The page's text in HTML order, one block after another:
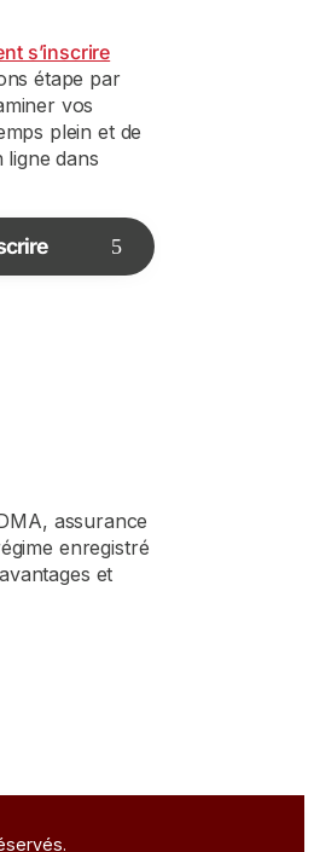
s’inscrire
étape par
vos
plein et de
ligne dans
assurance
enregistré
et